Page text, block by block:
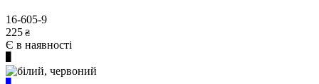
16-605-9
225 ₴
Є в наявності